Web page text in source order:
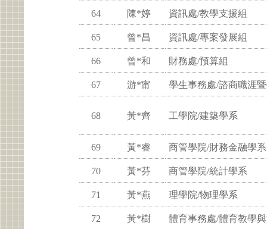
64 陳*婷 資訊處/教學支援組
65 曾*昌 資訊處/專案發展組
66 曾*和 財務處/預算組
67 游*甯 學生事務處/諮商職涯
68 黃*齊 工學院/建築學系
69 黃*睿 商管學院/財務金融學系
70 黃*芬 商管學院/統計學系
71 黃*燕 理學院/物理學系
72 黃*樹 體育事務處/體育教學